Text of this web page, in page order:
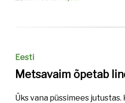
Eesti
Metsavaim õpetab
Üks vana püssimees